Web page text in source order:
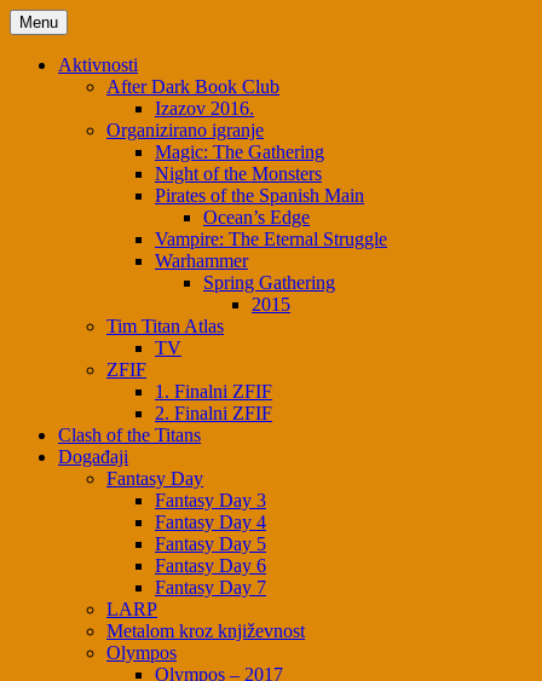
Skip
to
content
Menu
Aktivnosti
After Dark Book Club
Izazov 2016.
Organizirano igranje
Magic: The Gathering
Night of the Monsters
Pirates of the Spanish Main
Ocean’s Edge
Vampire: The Eternal Struggle
Warhammer
Spring Gathering
2015
Tim Titan Atlas
TV
ZFIF
1. Finalni ZFIF
2. Finalni ZFIF
Clash of the Titans
Događaji
Fantasy Day
Fantasy Day 3
Fantasy Day 4
Fantasy Day 5
Fantasy Day 6
Fantasy Day 7
LARP
Metalom kroz književnost
Olympos
Olympos – 2017